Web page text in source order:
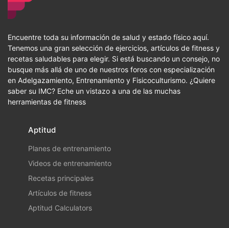
Encuentre toda su información de salud y estado físico aquí.
Tenemos una gran selección de ejercicios, artículos de fitness y
recetas saludables para elegir. Si está buscando un consejo, no
busque más allá de uno de nuestros foros con especialización
en Adelgazamiento, Entrenamiento y Fisicoculturismo. ¿Quiere
saber su IMC? Eche un vistazo a una de las muchas
herramientas de fitness
Aptitud
Planes de entrenamiento
Videos de entrenamiento
Recetas principales
Artículos de fitness
Aptitud Calculators